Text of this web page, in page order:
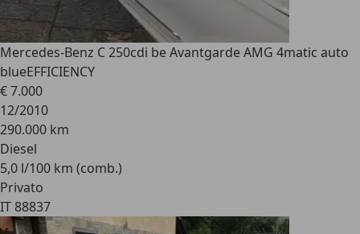
Mercedes-Benz C 250cdi be Avantgarde AMG 4matic auto
blueEFFICIENCY
€ 7.000
12/2010
290.000 km
Diesel
5,0 l/100 km (comb.)
Privato
IT 88837